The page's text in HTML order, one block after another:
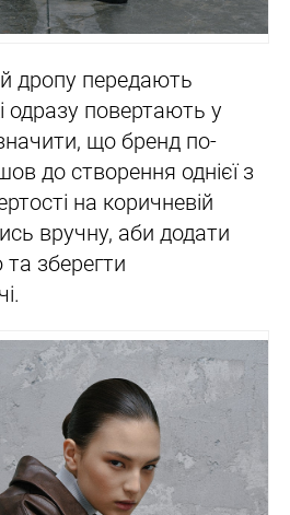
дропу передають
одразу повертають у
що бренд по-
до створення однієї з
на коричневій
вручну, аби додати
зберегти